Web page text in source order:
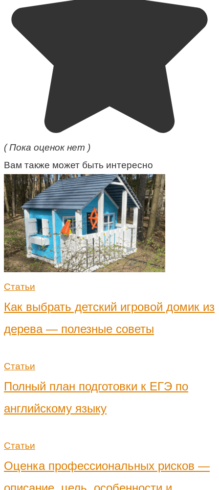
( Пока оценок нет )
Вам также может быть интересно
Статьи
Как выбрать детский игровой домик из
дерева — полезные советы
Статьи
Полный план подготовки к ЕГЭ по
английскому языку
Статьи
Оценка профессиональных рисков —